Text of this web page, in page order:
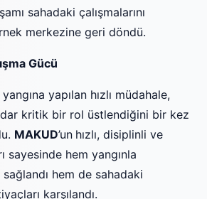
sahadaki çalışmalarını
merkezine geri döndü.
Gücü
yangına yapılan hızlı müdahale,
kritik bir rol üstlendiğini bir kez
MAKUD’un hızlı, disiplinli ve
sayesinde hem yangınla
hem de sahadaki
karşılandı.